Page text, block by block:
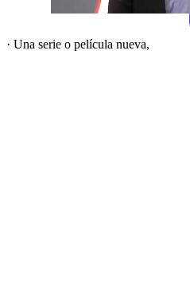
· Una serie o película nueva,